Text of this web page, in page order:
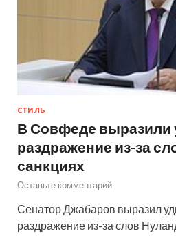
СТИЛЬ
В Совфеде выразили
раздражение из-за
санкциях
Оставьте комментарий
Сенатор Джабаров выразил
раздражение из-за слов